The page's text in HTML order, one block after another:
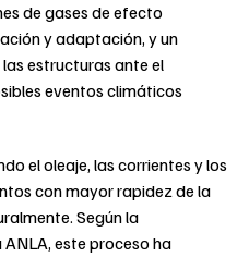
de gases de efecto
y adaptación, y un
estructuras ante el
eventos climáticos
el oleaje, las corrientes y los
con mayor rapidez de la
Según la
este proceso ha